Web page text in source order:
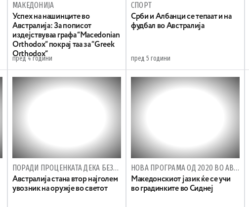
МАКЕДОНИЈА
Успех на нашинците во
Австралија: За пописот
издејствуваа графа “Macedonian
Orthodox“ покрај таа за “Greek
Orthodox“
пред 4 години
СПОРТ
Срби и Албанци се тепаат и на
фудбал во Австралија
пред 5 години
ПОРАДИ ПРОЦЕНКАТА ДЕКА БЕЗБЕДНОСНАТА СОСТОЈБА Е ПОД ЗГОЛЕМЕНА ЗАКАНА
Австралија стана втор најголем
увозник на оружје во светот
НОВА ПРОГРАМА ОД 2020 ВО АВСТРАЛИЈА
Македонскиот јазик ќе се учи
во градинките во Сиднеј